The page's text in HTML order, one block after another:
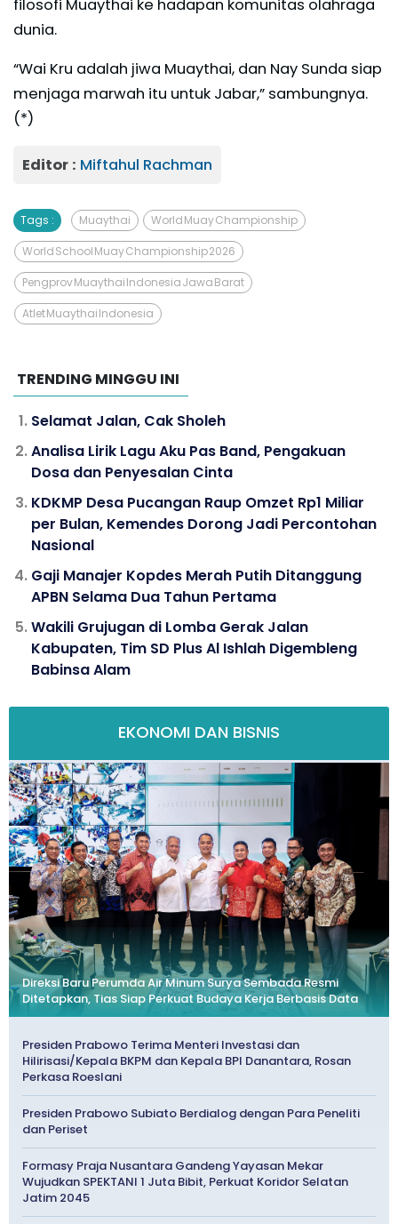
filosofi Muaythai ke hadapan komunitas olahraga
dunia.
“Wai Kru adalah jiwa Muaythai, dan Nay Sunda siap
menjaga marwah itu untuk Jabar,” sambungnya.
(*)
Editor : Miftahul Rachman
Tags : Muaythai World Muay Championship
World School Muay Championship 2026
Pengprov Muaythai Indonesia Jawa Barat
Atlet Muaythai Indonesia
TRENDING MINGGU INI
Selamat Jalan, Cak Sholeh
Analisa Lirik Lagu Aku Pas Band, Pengakuan
Dosa dan Penyesalan Cinta
KDKMP Desa Pucangan Raup Omzet Rp1 Miliar
per Bulan, Kemendes Dorong Jadi Percontohan
Nasional
Gaji Manajer Kopdes Merah Putih Ditanggung
APBN Selama Dua Tahun Pertama
Wakili Grujugan di Lomba Gerak Jalan
Kabupaten, Tim SD Plus Al Ishlah Digembleng
Babinsa Alam
EKONOMI DAN BISNIS
Direksi Baru Perumda Air Minum Surya Sembada Resmi
Ditetapkan, Tias Siap Perkuat Budaya Kerja Berbasis Data
Presiden Prabowo Terima Menteri Investasi dan
Hilirisasi/Kepala BKPM dan Kepala BPI Danantara, Rosan
Perkasa Roeslani
Presiden Prabowo Subiato Berdialog dengan Para Peneliti
dan Periset
Formasy Praja Nusantara Gandeng Yayasan Mekar
Wujudkan SPEKTANI 1 Juta Bibit, Perkuat Koridor Selatan
Jatim 2045